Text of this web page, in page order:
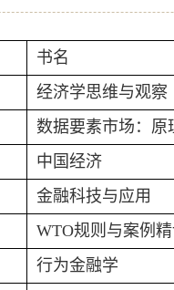
书名
经济学思维与观察
数据要素市场：原
中国经济
金融科技与应用
WTO规则与案例
行为金融学